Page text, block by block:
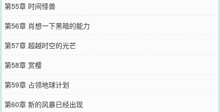
第55章 时间怪兽
第56章 肖想一下黑暗的能力
第57章 超越时空的光芒
第58章 赏樱
第59章 占领地球计划
第60章 新的风暴已经出现